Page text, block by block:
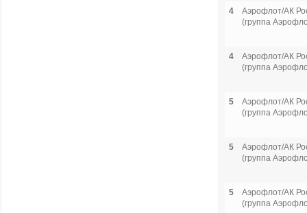
4
Аэрофлот/АК
(группа
4
Аэрофлот/АК
(группа
5
Аэрофлот/АК
(группа
5
Аэрофлот/АК
(группа
5
Аэрофлот/АК
(группа